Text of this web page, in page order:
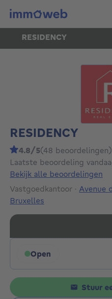
RESIDENCY
RESIDENCY
4.8/5(48 beoordelingen)
Laatste beoordeling
Bekijk alle beoordelingen
Vastgoedkantoor · Avenue
Bruxelles
Open
Klik om de
Stuur